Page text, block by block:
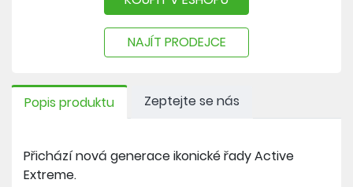
NAJÍT PRODEJCE
Popis produktu Zeptejte se nás
Přichází nová generace ikonické řady Active
Extreme.